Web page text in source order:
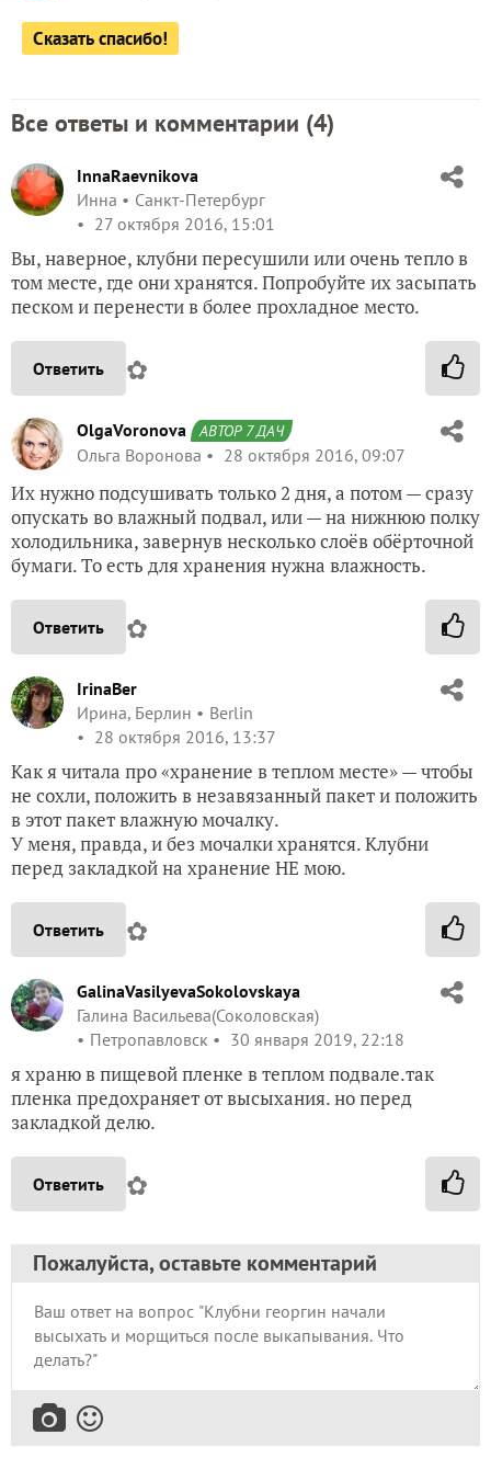
Сказать спасибо!
Все ответы и комментарии (4)
InnaRaevnikova
Инна
Санкт-Петербург
27 октября 2016, 15:01
Вы, наверное, клубни пересушили или очень тепло в
том месте, где они хранятся. Попробуйте их засыпать
песком и перенести в более прохладное место.
Ответить ✿
OlgaVoronova АВТОР 7 ДАЧ
Ольга Воронова 28 октября 2016, 09:07
Их нужно подсушивать только 2 дня, а потом — сразу
опускать во влажный подвал, или — на нижнюю полку
холодильника, завернув несколько слоёв обёрточной
бумаги. То есть для хранения нужна влажность.
Ответить ✿
IrinaBer
Ирина, Берлин
Berlin
28 октября 2016, 13:37
Как я читала про «хранение в теплом месте» — чтобы
не сохли, положить в незавязанный пакет и положить
в этот пакет влажную мочалку.
У меня, правда, и без мочалки хранятся. Клубни
перед закладкой на хранение НЕ мою.
Ответить ✿
GalinaVasilyevaSokolovskaya
Галина Васильева(Соколовская)
Петропавловск
30 января 2019, 22:18
я храню в пищевой пленке в теплом подвале.так
пленка предохраняет от высыхания. но перед
закладкой делю.
Ответить ✿
Пожалуйста, оставьте комментарий